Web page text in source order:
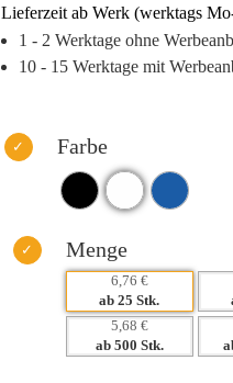
Bindung zu Ihren Kunden,
schützt, sondern auch Ihre
– Langlebigkeit garantiert durch
– Vielfältige Branding-Optionen
– Praktischer Nutzen fördert
Lieferzeit ab Werk (werktags
1 - 2 Werktage ohne
10 - 15 Werktage mit
Farbe
Menge
6,76 €
ab 25 Stk.
5,68 €
ab 500 Stk.